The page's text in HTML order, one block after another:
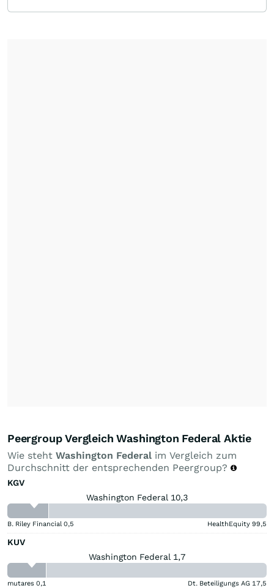
Peergroup Vergleich Washington Federal Aktie
Wie steht Washington Federal im Vergleich zum
Durchschnitt der entsprechenden Peergroup?
KGV
Washington Federal 10,3
B. Riley Financial 0,5 HealthEquity 99,5
KUV
Washington Federal 1,7
mutares 0,1 Dt. Beteiligungs AG 17,5